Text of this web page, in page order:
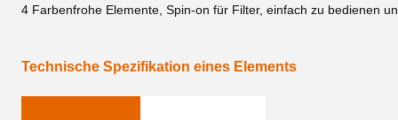
4 Farbenfrohe Elemente, Spin-on für Filter, einfach zu bedienen
Technische Spezifikation eines Elements